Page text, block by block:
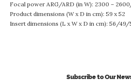
Focal power ARG/ARD (in W): 2300 –
Product dimensions (W x D in cm): 59 x 52
Insert dimensions (L x W x D in cm): 56/49/
Subscribe to Our